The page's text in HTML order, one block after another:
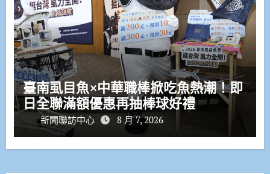
臺南虱目魚×中華職棒掀吃魚熱潮！即
日全聯滿額優惠再抽棒球好禮
新聞聯訪中心 8 月 7, 2026